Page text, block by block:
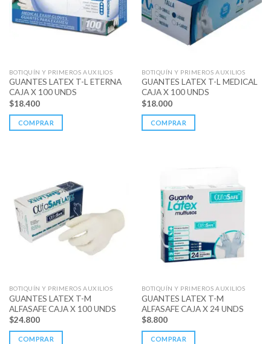
BOTIQUÍN Y PRIMEROS AUXILIOS
GUANTES LATEX T-L ETERNA
CAJA X 100 UNDS
$18.400
COMPRAR
BOTIQUÍN Y PRIMEROS AUXILIOS
GUANTES LATEX T-L MEDICAL
CAJA X 100 UNDS
$18.000
COMPRAR
BOTIQUÍN Y PRIMEROS AUXILIOS
GUANTES LATEX T-M
ALFASAFE CAJA X 100 UNDS
$24.800
COMPRAR
BOTIQUÍN Y PRIMEROS AUXILIOS
GUANTES LATEX T-M
ALFASAFE CAJA X 24 UNDS
$8.800
COMPRAR